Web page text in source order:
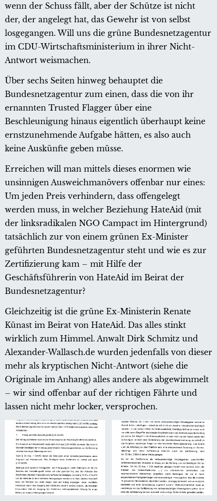
wenn der Schuss fällt, aber der Schütze ist nicht
der, der angelegt hat, das Gewehr ist von selbst
losgegangen. Will uns die grüne Bundesnetzagentur
im CDU-Wirtschaftsministerium in ihrer Nicht-
Antwort weismachen.
Über sechs Seiten hinweg behauptet die
Bundesnetzagentur zum einen, dass die von ihr
ernannten Trusted Flagger über eine
Beschleunigung hinaus eigentlich überhaupt keine
ernstzunehmende Aufgabe hätten, es also auch
keine Auskünfte geben müsse.
Erreichen will man mittels dieses enormen wie
unsinnigen Ausweichmanövers offenbar nur eines:
Um jeden Preis verhindern, dass offengelegt
werden muss, in welcher Beziehung HateAid (mit
der linksradikalen NGO Campact im Hintergrund)
tatsächlich zur von einem grünen Ex-Minister
geführten Bundesnetzagentur steht und wie es zur
Zertifizierung kam – mit Hilfe der
Geschäftsführerin von HateAid im Beirat der
Bundesnetzagentur?
Gleichzeitig ist die grüne Ex-Ministerin Renate
Künast im Beirat von HateAid. Das alles stinkt
wirklich zum Himmel. Anwalt Dirk Schmitz und
Alexander-Wallasch.de wurden jedenfalls von dieser
mehr als kryptischen Nicht-Antwort (siehe die
Originale im Anhang) alles andere als abgewimmelt
– wir sind offenbar auf der richtigen Fährte und
lassen nicht mehr locker, versprochen.